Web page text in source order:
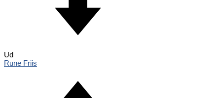
Ud
Rune Friis